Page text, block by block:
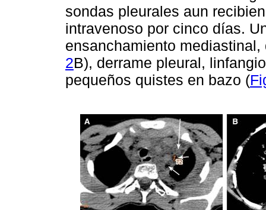
sondas pleurales aun
intravenoso por cinco días.
ensanchamiento
2B), derrame pleural,
pequeños quistes en bazo (